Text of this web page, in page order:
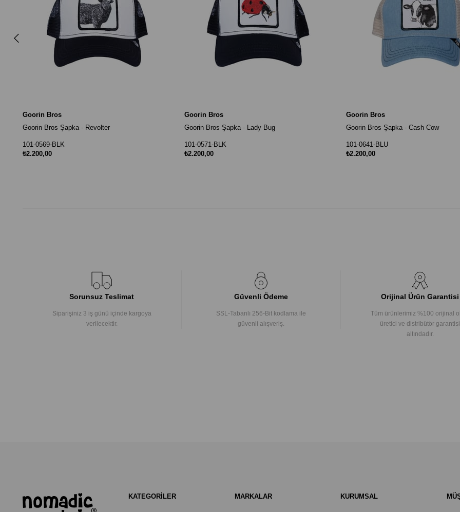
Goorin Bros
Goorin Bros Şapka - Revolter
101-0569-BLK
₺2.200,00
Goorin Bros
Goorin Bros Şapka - Lady Bug
101-0571-BLK
₺2.200,00
Goorin Bros
Goorin Bros Şapka - Cash Cow
101-0641-BLU
₺2.200,00
Sorunsuz Teslimat
Siparişiniz 3 iş günü içinde kargoya
verilecektir.
Güvenli Ödeme
SSL-Tabanlı 256-Bit kodlama ile
güvenli alışveriş.
Orijinal Ürün Garantisi
Tüm ürünlerimiz %100 orijinal
üretici ve distribütör garantisi
altındadır.
KATEGORİLER MARKALAR KURUMSAL